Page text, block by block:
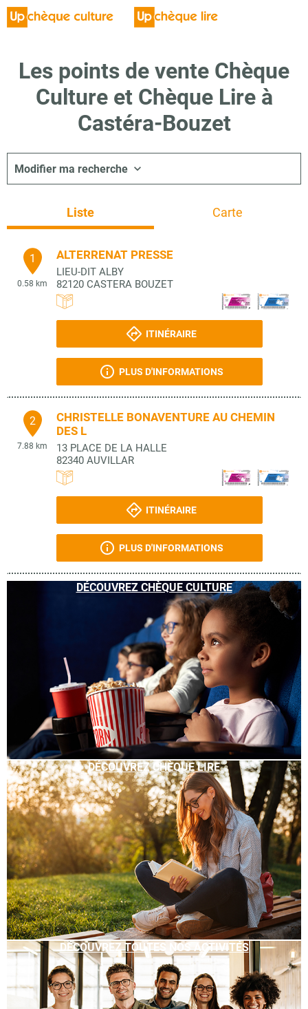
Les points de vente Chèque
Culture et Chèque Lire à
Castéra-Bouzet
Modifier ma recherche
Liste Carte
1
0.58 km
ALTERRENAT PRESSE
LIEU-DIT ALBY
82120 CASTERA BOUZET
ITINÉRAIRE
PLUS D'INFORMATIONS
2
7.88 km
CHRISTELLE BONAVENTURE AU CHEMIN
DES L
13 PLACE DE LA HALLE
82340 AUVILLAR
ITINÉRAIRE
PLUS D'INFORMATIONS
DÉCOUVREZ CHÈQUE CULTURE
DÉCOUVREZ CHÈQUE LIRE
DÉCOUVREZ TOUTES NOS ACTIVITÉS